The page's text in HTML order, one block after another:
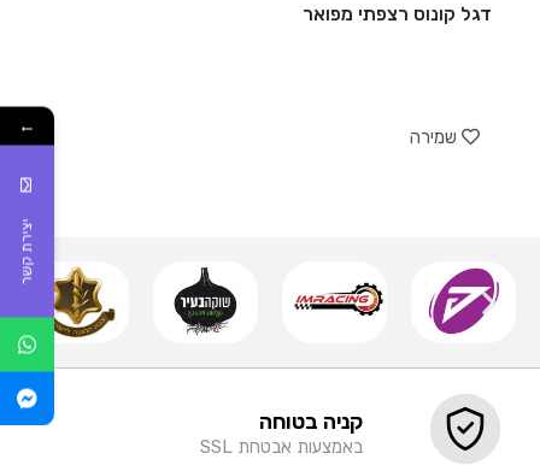
דגל קונוס רצפתי מפואר
שמירה
קניה בטוחה
באמצעות אבטחת SSL
←
יצירת קשר